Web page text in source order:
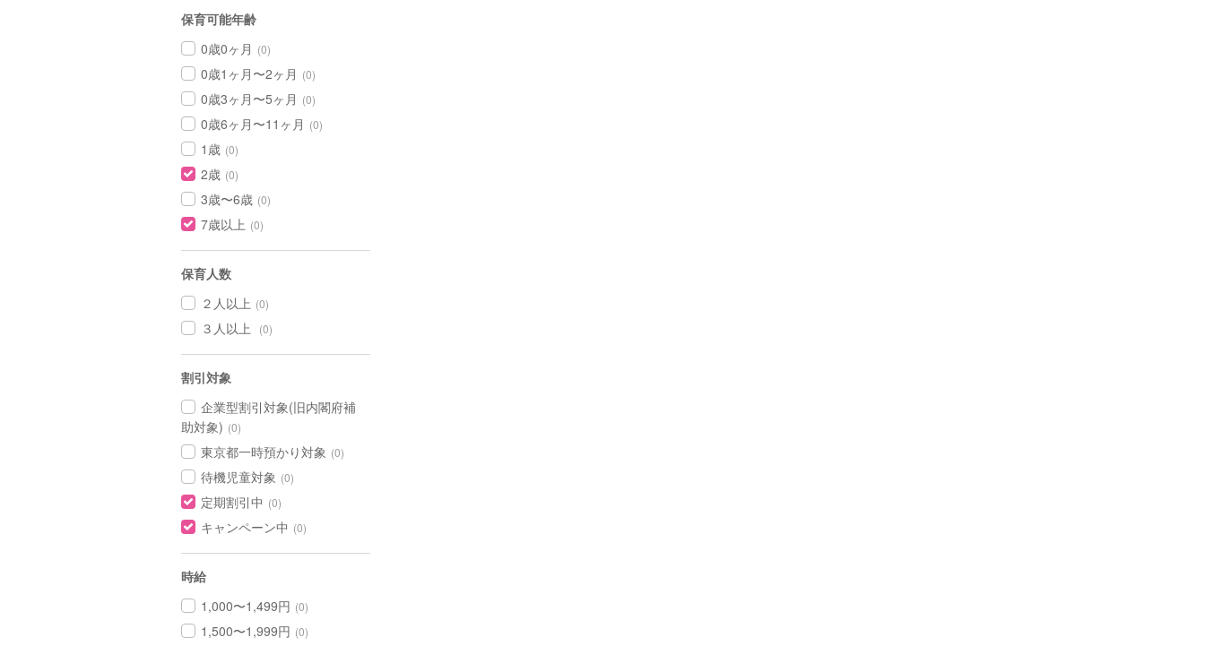
保育可能年齢
0歳0ヶ月 (0)
0歳1ヶ月〜2ヶ月 (0)
0歳3ヶ月〜5ヶ月 (0)
0歳6ヶ月〜11ヶ月 (0)
1歳 (0)
2歳 (0)
3歳〜6歳 (0)
7歳以上 (0)
保育人数
２人以上 (0)
３人以上 (0)
割引対象
企業型割引対象(旧内閣府補
助対象) (0)
東京都一時預かり対象 (0)
待機児童対象 (0)
定期割引中 (0)
キャンペーン中 (0)
時給
1,000〜1,499円 (0)
1,500〜1,999円 (0)